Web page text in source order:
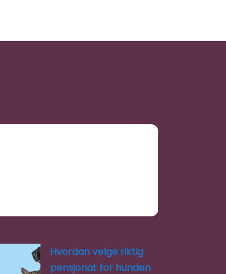
Hvordan velge riktig
pensjonat for hunden